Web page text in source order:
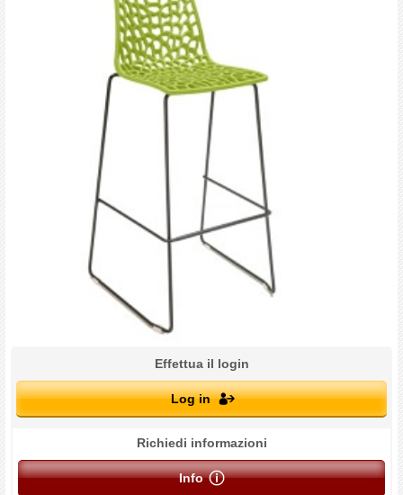
Effettua il login
Log in
Richiedi informazioni
Info